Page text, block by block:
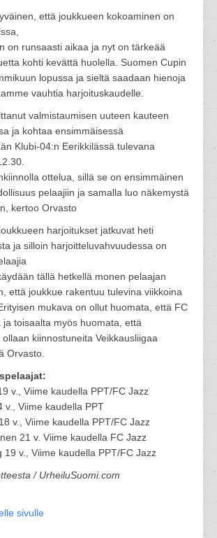
että joukkueen kokoaminen on
on runsaasti aikaa ja nyt on tärkeää
kohti kevättä huolella. Suomen Cupin
lopussa ja sieltä saadaan hienoja
vauhtia harjoituskaudelle.
valmistaumisen uuteen kauteen
ja kohtaa ensimmäisessä
Klubi-04:n Eerikkilässä tulevana
ottelua, sillä se on ensimmäinen
pelaajiin ja samalla luo näkemystä
kertoo Orvasto
harjoitukset jatkuvat heti
ja silloin harjoitteluvahvuudessa on
tällä hetkellä monen pelaajan
että joukkue rakentuu tulevina viikkoina
mukava on ollut huomata, että FC
ja toisaalta myös huomata, että
kiinnostuneita Veikkausliigaa
Orvasto.
v., Viime kaudella PPT/FC Jazz
v., Viime kaudella PPT
v., Viime kaudella PPT/FC Jazz
21 v. Viime kaudella FC Jazz
19 v., Viime kaudella PPT/FC Jazz
/ UrheiluSuomi.com
sivulle